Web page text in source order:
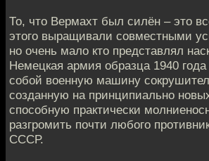
То, что Вермахт был силён – это
этого выращивали совместными
но очень мало кто представлял
Немецкая армия образца 1940
собой военную машину
созданную на принципиально
способную практически
разгромить почти любого
СССР.